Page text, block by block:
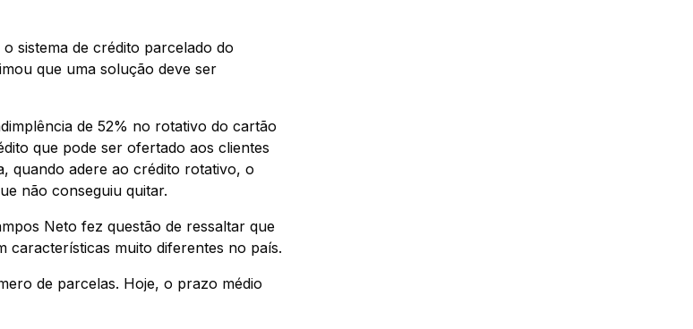
sistema de crédito parcelado do
que uma solução deve ser
de 52% no rotativo do cartão
que pode ser ofertado aos clientes
quando adere ao crédito rotativo, o
não conseguiu quitar.
Neto fez questão de ressaltar que
características muito diferentes no país.
de parcelas. Hoje, o prazo médio